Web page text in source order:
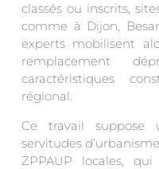
classés ou inscrits,
comme à Dijon,
experts mobilisent
remplacement
caractéristiques
régional.
Ce travail suppose
servitudes
ZPPAUP locales,